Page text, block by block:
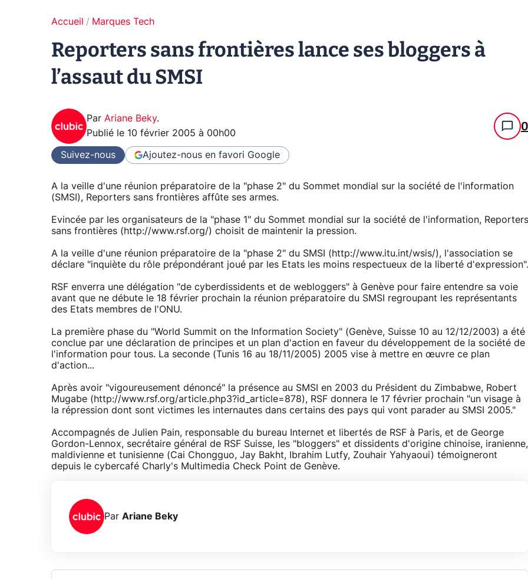
Accueil Marques Tech
Reporters sans frontières lance ses bloggers à
l’assaut du SMSI
Par Ariane Beky.
Publié le 10 février 2005 à 00h00 0
Suivez-nous Ajoutez-nous en favori Google
A la veille d'une réunion préparatoire de la "phase 2" du Sommet mondial sur la société de l'information
(SMSI), Reporters sans frontières affûte ses armes.
Evincée par les organisateurs de la "phase 1" du Sommet mondial sur la société de l'information, Reporters
sans frontières (http://www.rsf.org/) choisit de maintenir la pression.
A la veille d'une réunion préparatoire de la "phase 2" du SMSI (http://www.itu.int/wsis/), l'association se
déclare "inquiète du rôle prépondérant joué par les Etats les moins respectueux de la liberté d'expression".
RSF enverra une délégation "de cyberdissidents et de webloggers" à Genève pour faire entendre sa voie
avant que ne débute le 18 février prochain la réunion préparatoire du SMSI regroupant les représentants
des Etats membres de l'ONU.
La première phase du "World Summit on the Information Society" (Genève, Suisse 10 au 12/12/2003) a été
conclue par une déclaration de principes et un plan d'action en faveur du développement de la société de
l'information pour tous. La seconde (Tunis 16 au 18/11/2005) 2005 vise à mettre en œuvre ce plan
d'action...
Après avoir "vigoureusement dénoncé" la présence au SMSI en 2003 du Président du Zimbabwe, Robert
Mugabe (http://www.rsf.org/article.php3?id_article=878), RSF donnera le 17 février prochain "un visage à
la répression dont sont victimes les internautes dans certains des pays qui vont parader au SMSI 2005."
Accompagnés de Julien Pain, responsable du bureau Internet et libertés de RSF à Paris, et de George
Gordon-Lennox, secrétaire général de RSF Suisse, les "bloggers" et dissidents d'origine chinoise, iranienne,
maldivienne et tunisienne (Cai Chongguo, Jay Bakht, Ibrahim Lutfy, Zouhair Yahyaoui) témoigneront
depuis le cybercafé Charly's Multimedia Check Point de Genève.
Par Ariane Beky